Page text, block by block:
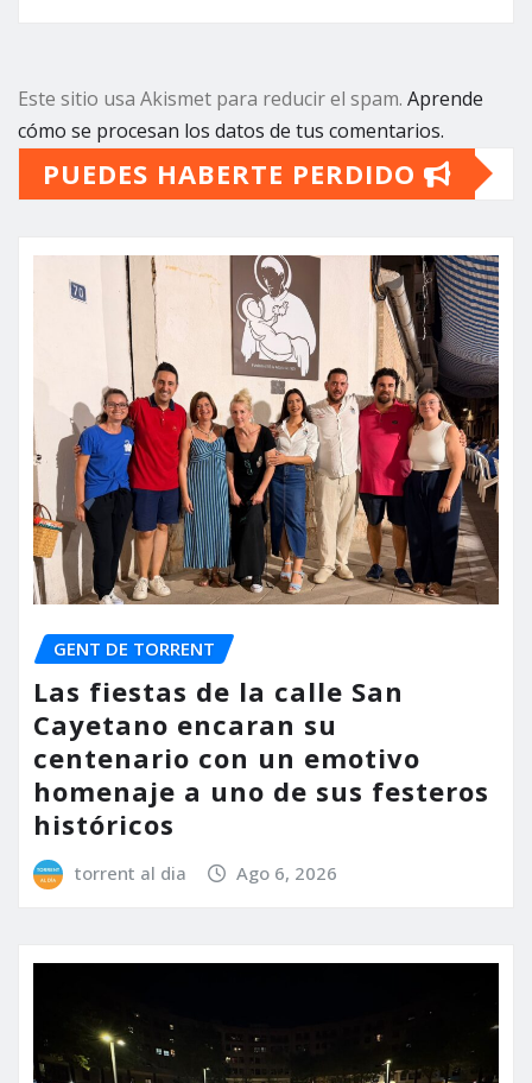
Este sitio usa Akismet para reducir el spam. Aprende
cómo se procesan los datos de tus comentarios.
PUEDES HABERTE PERDIDO
GENT DE TORRENT
Las fiestas de la calle San
Cayetano encaran su
centenario con un emotivo
homenaje a uno de sus festeros
históricos
torrent al dia Ago 6, 2026